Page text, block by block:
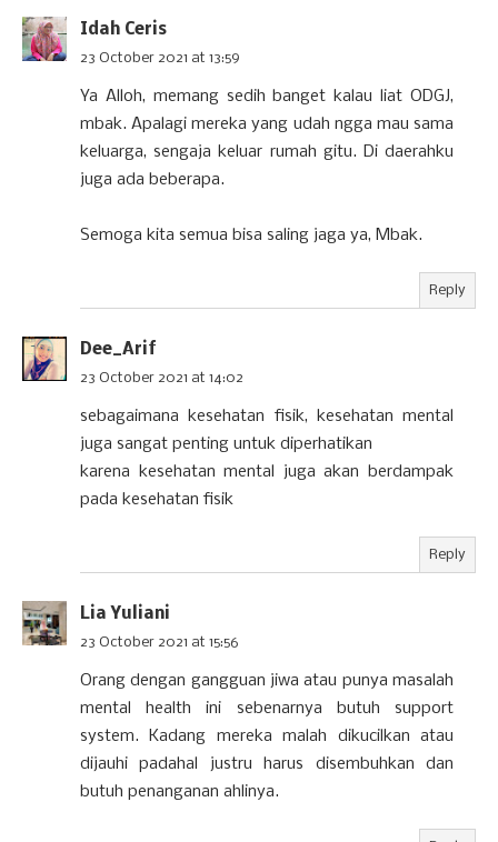
Idah Ceris
23 October 2021 at 13:59
Ya Alloh, memang sedih banget kalau liat ODGJ,
mbak. Apalagi mereka yang udah ngga mau sama
keluarga, sengaja keluar rumah gitu. Di daerahku
juga ada beberapa.
Semoga kita semua bisa saling jaga ya, Mbak.
Reply
Dee_Arif
23 October 2021 at 14:02
sebagaimana kesehatan fisik, kesehatan mental
juga sangat penting untuk diperhatikan
karena kesehatan mental juga akan berdampak
pada kesehatan fisik
Reply
Lia Yuliani
23 October 2021 at 15:56
Orang dengan gangguan jiwa atau punya masalah
mental health ini sebenarnya butuh support
system. Kadang mereka malah dikucilkan atau
dijauhi padahal justru harus disembuhkan dan
butuh penanganan ahlinya.